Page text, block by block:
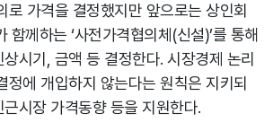
로 가격을 결정했지만 앞으로는 상인회
함께하는 ‘사전가격협의체(신설)’를 통해
시기, 금액 등 결정한다. 시장경제 논리
정에 개입하지 않는다는 원칙은 지키되
시장 가격동향 등을 지원한다.